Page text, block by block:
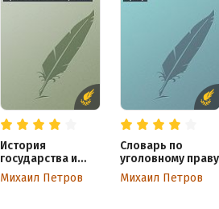
История
государства и
права России.
Шпаргалка
Михаил Петров
Словарь по
уголовному праву
Михаил Петров